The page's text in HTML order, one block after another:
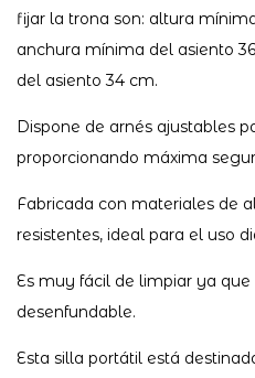
fijar la trona son: altura
anchura mínima del asiento
del asiento 34 cm.
Dispone de arnés ajustables
proporcionando máxima
Fabricada con materiales de
resistentes, ideal para el uso
Es muy fácil de limpiar ya
desenfundable.
Esta silla portátil está